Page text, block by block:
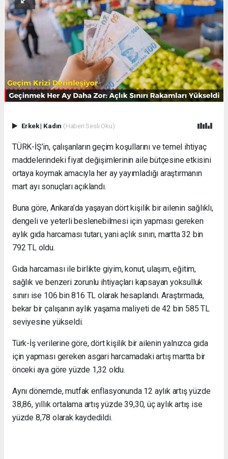
Erkek| Kadın (Haberi Sesli Oku)
TÜRK-İŞ’in, çalışanların geçim koşullarını ve temel ihtiyaç
maddelerindeki fiyat değişimlerinin aile bütçesine etkisini
ortaya koymak amacıyla her ay yayımladığı araştırmanın
mart ayı sonuçları açıklandı.
Buna göre, Ankara’da yaşayan dört kişilik bir ailenin sağlıklı,
dengeli ve yeterli beslenebilmesi için yapması gereken
aylık gıda harcaması tutarı, yani açlık sınırı, martta 32 bin
792 TL oldu.
Gıda harcaması ile birlikte giyim, konut, ulaşım, eğitim,
sağlık ve benzeri zorunlu ihtiyaçları kapsayan yoksulluk
sınırı ise 106 bin 816 TL olarak hesaplandı. Araştırmada,
bekar bir çalışanın aylık yaşama maliyeti de 42 bin 585 TL
seviyesine yükseldi.
Türk-İş verilerine göre, dört kişilik bir ailenin yalnızca gıda
için yapması gereken asgari harcamadaki artış martta bir
önceki aya göre yüzde 1,32 oldu.
Aynı dönemde, mutfak enflasyonunda 12 aylık artış yüzde
38,86, yıllık ortalama artış yüzde 39,30, üç aylık artış ise
yüzde 8,78 olarak kaydedildi.